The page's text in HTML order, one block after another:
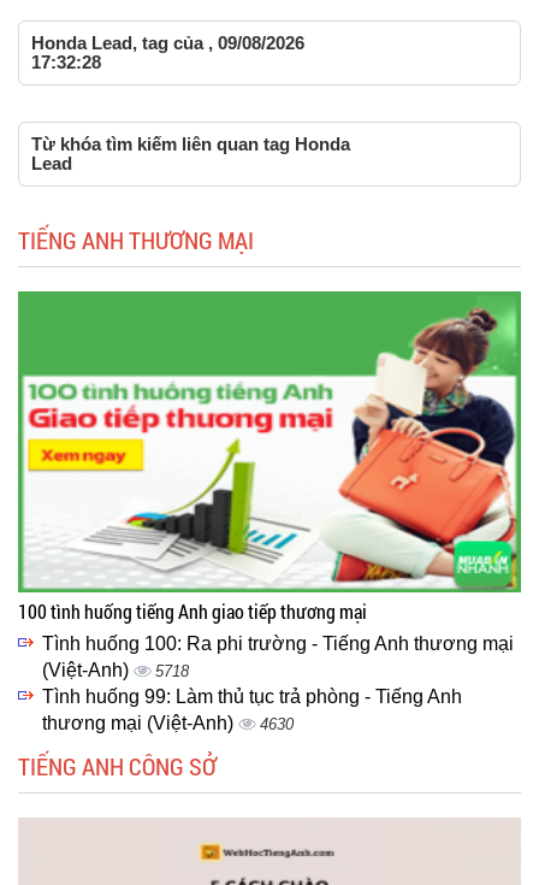
Honda Lead, tag của , 09/08/2026
17:32:28
Từ khóa tìm kiếm liên quan tag Honda
Lead
TIẾNG ANH THƯƠNG MẠI
100 tình huống tiếng Anh giao tiếp thương mại
Tình huống 100: Ra phi trường - Tiếng Anh thương mại
(Việt-Anh)
5718
Tình huống 99: Làm thủ tục trả phòng - Tiếng Anh
thương mại (Việt-Anh)
4630
TIẾNG ANH CÔNG SỞ